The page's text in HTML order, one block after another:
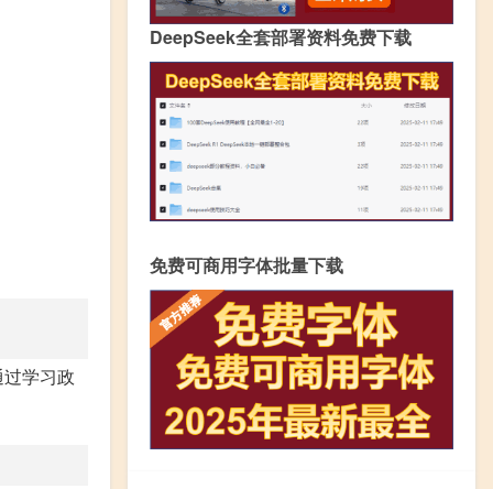
学习政
DeepSeek全套部署资料免费下载
免费可商用字体批量下载